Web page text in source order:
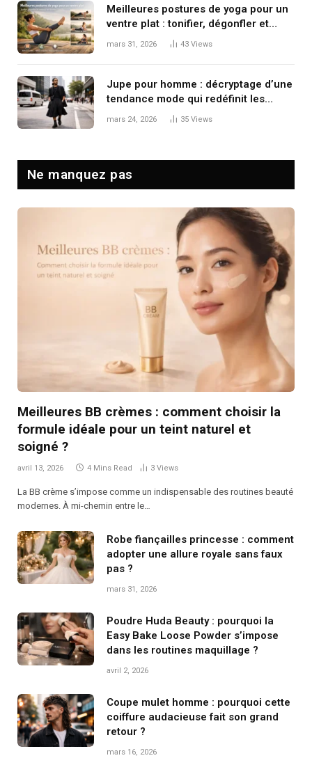
Meilleures postures de yoga pour un
ventre plat : tonifier, dégonfler et
renforcer en douceur
mars 31, 2026 43 Views
Jupe pour homme : décryptage d’une
tendance mode qui redéfinit les
codes masculins
mars 24, 2026 35 Views
Ne manquez pas
Meilleures BB crèmes : comment choisir la
formule idéale pour un teint naturel et
soigné ?
avril 13, 2026 4 Mins Read 3 Views
La BB crème s’impose comme un indispensable des routines beauté
modernes. À mi-chemin entre le…
Robe fiançailles princesse : comment
adopter une allure royale sans faux
pas ?
mars 31, 2026
Poudre Huda Beauty : pourquoi la
Easy Bake Loose Powder s’impose
dans les routines maquillage ?
avril 2, 2026
Coupe mulet homme : pourquoi cette
coiffure audacieuse fait son grand
retour ?
mars 16, 2026